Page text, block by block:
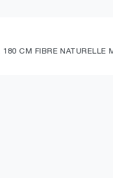
CM FIBRE NATURELLE